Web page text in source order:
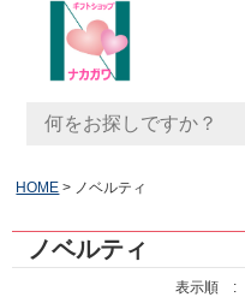
HOME ノベルティ
ノベルティ
表示順 :